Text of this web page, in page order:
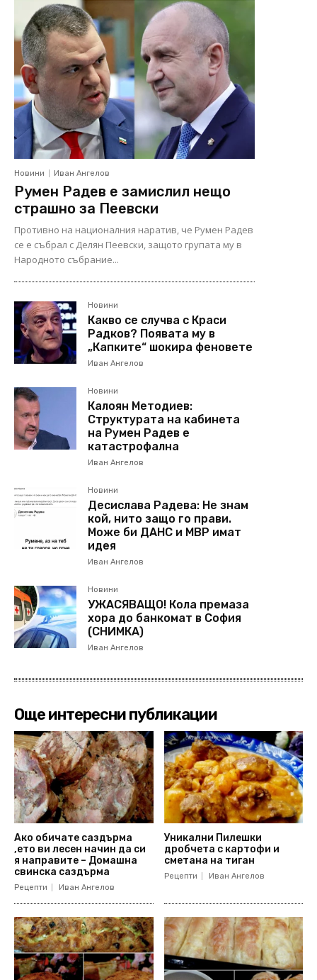
Новини Иван Ангелов
Румен Радев е замислил нещо
страшно за Пеевски
Противно на националния наратив, че Румен Радев
се е събрал с Делян Пеевски, защото групата му в
Народното събрание...
Новини
Какво се случва с Краси
Радков? Появата му в
„Капките“ шокира феновете
Иван Ангелов
Новини
Калоян Методиев:
Структурата на кабинета
на Румен Радев е
катастрофална
Иван Ангелов
Новини
Десислава Радева: Не знам
кой, нито защо го прави.
Може би ДАНС и МВР имат
идея
Иван Ангелов
Новини
УЖАСЯВАЩО! Кола премаза
хора до банкомат в София
(СНИМКА)
Иван Ангелов
Още интересни публикации
Ако обичате саздърма
,ето ви лесен начин да си
я направите – Домашна
свинска саздърма
Рецепти Иван Ангелов
Уникални Пилешки
дробчета с картофи и
сметана на тиган
Рецепти Иван Ангелов